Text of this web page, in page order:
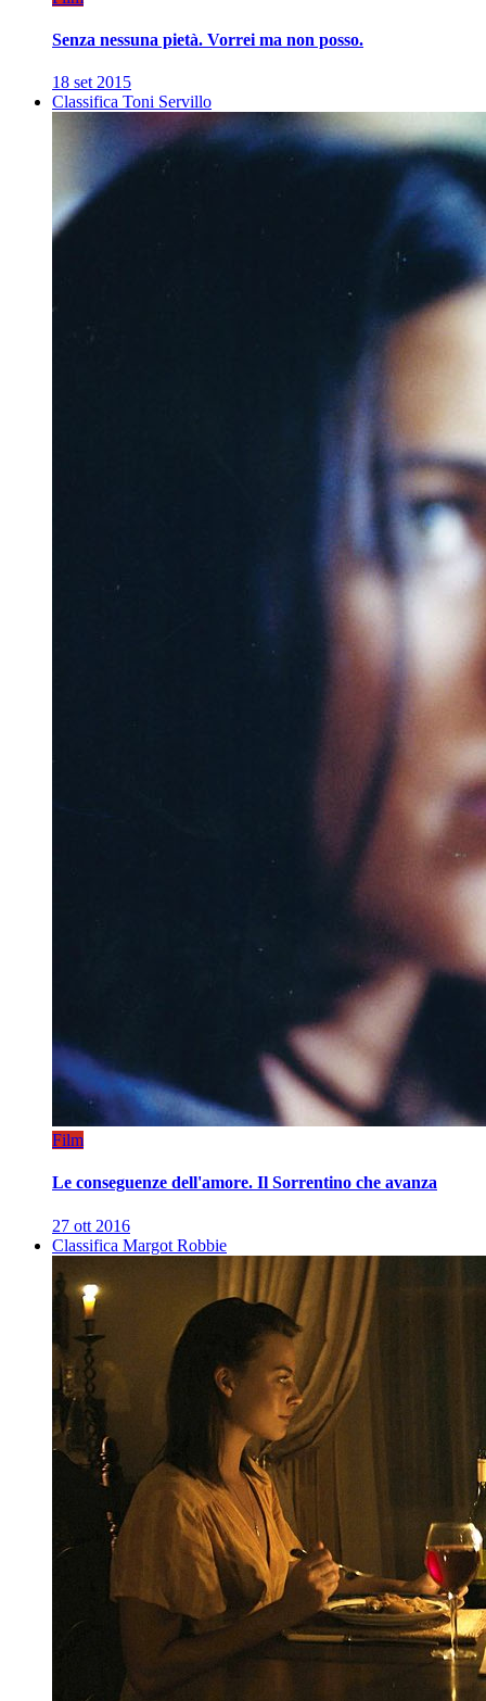
Senza nessuna pietà. Vorrei ma non posso.
18 set 2015
Classifica Toni Servillo
Film
Le conseguenze dell'amore. Il Sorrentino che avanza
27 ott 2016
Classifica Margot Robbie